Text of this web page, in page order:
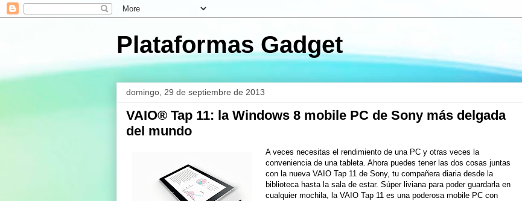
Plataformas Gadget
domingo, 29 de septiembre de 2013
VAIO® Tap 11: la Windows 8 mobile PC de Sony más delgada
del mundo
A veces necesitas el rendimiento de una PC y otras veces la
conveniencia de una tableta. Ahora puedes tener las dos cosas juntas
con la nueva VAIO Tap 11 de Sony, tu compañera diaria desde la
biblioteca hasta la sala de estar. Súper liviana para poder guardarla en
cualquier mochila, la VAIO Tap 11 es una poderosa mobile PC con